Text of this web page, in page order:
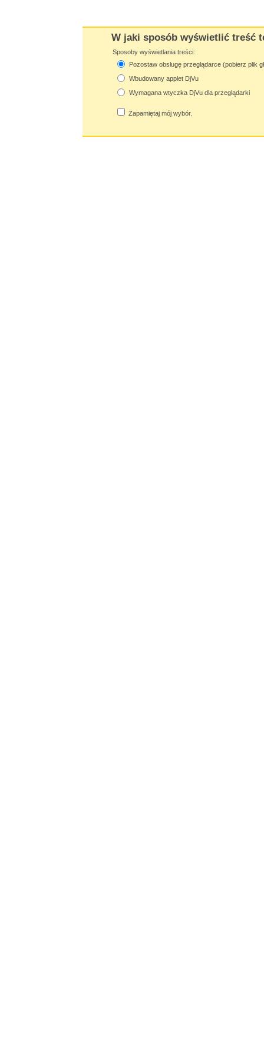
W jaki sposób wyświetlić treść
Sposoby wyświetlania treści:
Pozostaw obsługę przeglądarce (pobierz plik
Wbudowany applet DjVu
Wymagana wtyczka DjVu dla przeglądarki
Zapamiętaj mój wybór.